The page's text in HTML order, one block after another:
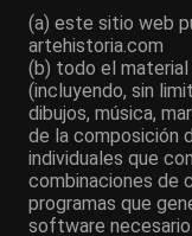
(a) este sitio web
artehistoria.com
(b) todo el
(incluyendo, sin
dibujos, música,
de la composición
individuales que
combinaciones de
programas que
software